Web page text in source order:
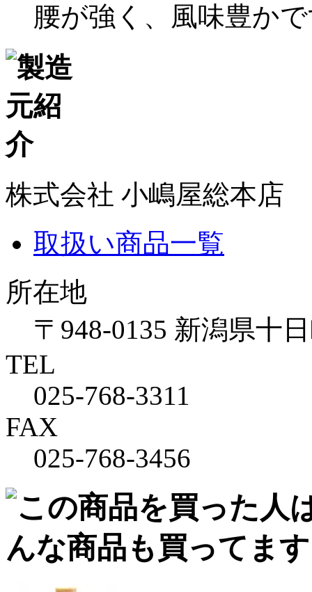
腰が強く、風味豊か
株式会社 小嶋屋総本店
取扱い商品一覧
所在地
〒948-0135 新潟県十
TEL
025-768-3311
FAX
025-768-3456